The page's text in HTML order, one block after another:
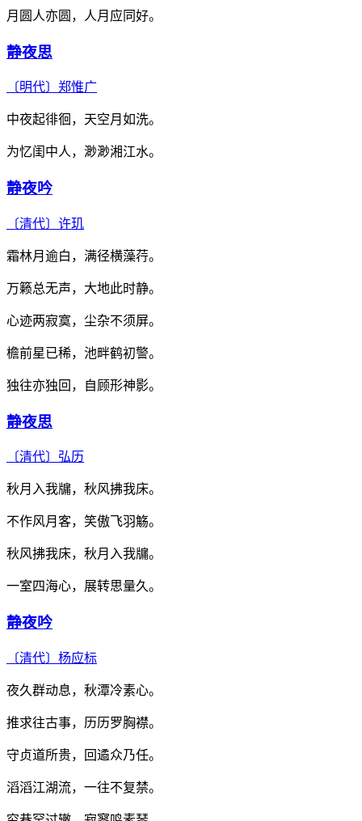
月圆人亦圆，人月应同好。
静夜思
〔明代〕 郑惟广
中夜起徘徊，天空月如洗。
为忆闺中人，渺渺湘江水。
静夜吟
〔清代〕 许玑
霜林月逾白，满径横藻荇。
万籁总无声，大地此时静。
心迹两寂寞，尘杂不须屏。
檐前星已稀，池畔鹤初警。
独往亦独回，自顾形神影。
静夜思
〔清代〕 弘历
秋月入我牖，秋风拂我床。
不作风月客，笑傲飞羽觞。
秋风拂我床，秋月入我牖。
一室四海心，展转思量久。
静夜吟
〔清代〕 杨应标
夜久群动息，秋潭冷素心。
推求往古事，历历罗胸襟。
守贞道所贵，回遹众乃任。
滔滔江湖流，一往不复禁。